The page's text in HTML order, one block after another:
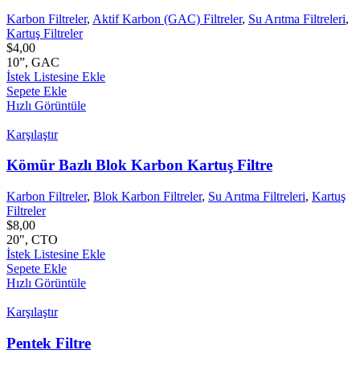
Karbon Filtreler, Aktif Karbon (GAC) Filtreler, Su Arıtma Filtreleri,
Kartuş Filtreler
$4,00
10”, GAC
İstek Listesine Ekle
Sepete Ekle
Hızlı Görüntüle
Karşılaştır
Kömür Bazlı Blok Karbon Kartuş Filtre
Karbon Filtreler, Blok Karbon Filtreler, Su Arıtma Filtreleri, Kartuş
Filtreler
$8,00
20", CTO
İstek Listesine Ekle
Sepete Ekle
Hızlı Görüntüle
Karşılaştır
Pentek Filtre